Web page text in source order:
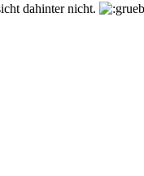
dahinter nicht.